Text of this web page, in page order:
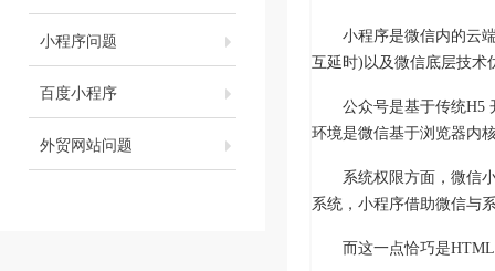
小程序问题
百度小程序
外贸网站问题
小程序是微信内的云端
互延时)以及微信底层技术
公众号是基于传统H5 开
环境是微信基于浏览器内
系统权限方面，微信小
系统，小程序借助微信与
而这一点恰巧是HTML5